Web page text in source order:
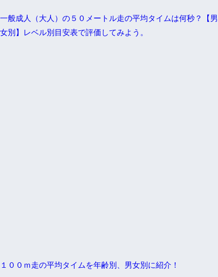
一般成人（大人）の５０メートル走の平均タイムは何秒？【男
女別】レベル別目安表で評価してみよう。
１００ｍ走の平均タイムを年齢別、男女別に紹介！